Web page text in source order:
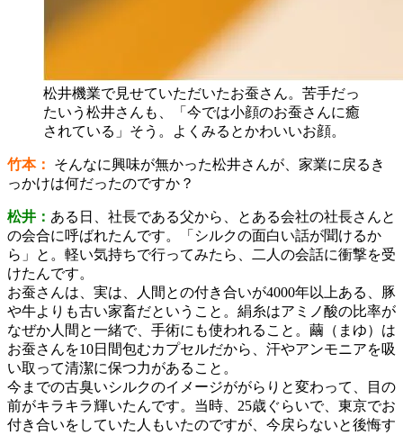
松井機業で見せていただいたお蚕さん。苦手だっ
たいう松井さんも、「今では小顔のお蚕さんに癒
されている」そう。よくみるとかわいいお顔。
竹本：
そんなに興味が無かった松井さんが、家業に戻るき
っかけは何だったのですか？
松井： ある日、社長である父から、とある会社の社長さんと
の会合に呼ばれたんです。「シルクの面白い話が聞けるか
ら」と。軽い気持ちで行ってみたら、二人の会話に衝撃を受
けたんです。
お蚕さんは、実は、人間との付き合いが4000年以上ある、豚
や牛よりも古い家畜だということ。絹糸はアミノ酸の比率が
なぜか人間と一緒で、手術にも使われること。繭（まゆ）は
お蚕さんを10日間包むカプセルだから、汗やアンモニアを吸
い取って清潔に保つ力があること。
今までの古臭いシルクのイメージががらりと変わって、目の
前がキラキラ輝いたんです。当時、25歳ぐらいで、東京でお
付き合いをしていた人もいたのですが、今戻らないと後悔す